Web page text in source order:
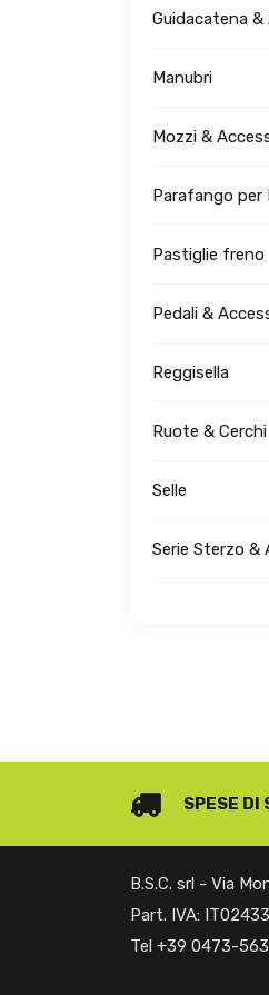
Guidacatena
Manubri
Mozzi &
Parafango per
Pastiglie freno
Pedali &
Reggisella
Ruote & Cerchi
Selle
Serie Sterzo &
SPESE DI
B.S.C. srl - Via
Part. IVA:
Tel +39 0473-